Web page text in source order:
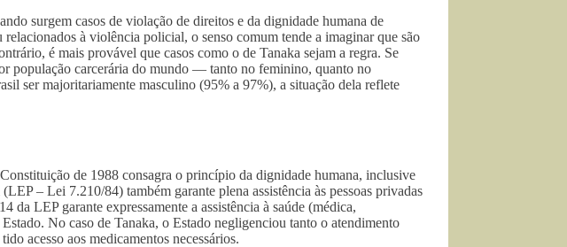
surgem casos de violação de direitos e da dignidade humana de
relacionados à violência policial, o senso comum tende a imaginar que são
é mais provável que casos como o de Tanaka sejam a regra. Se
população carcerária do mundo — tanto no feminino, quanto no
ser majoritariamente masculino (95% a 97%), a situação dela reflete
de 1988 consagra o princípio da dignidade humana, inclusive
– Lei 7.210/84) também garante plena assistência às pessoas privadas
da LEP garante expressamente a assistência à saúde (médica,
No caso de Tanaka, o Estado negligenciou tanto o atendimento
acesso aos medicamentos necessários.